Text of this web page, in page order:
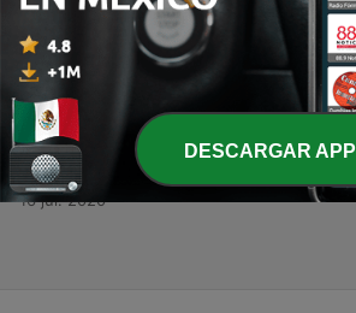
3 - ¿La tecnología mejora la educación?
24 jul. 2020
Técnicas de Desempeño
23 jul. 2020
1 - Diario de trabajo
16 jul. 2020
DESCARGAR APP